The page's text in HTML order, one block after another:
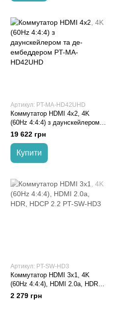
Артикул: PT-MA-HD42UHD
Коммутатор HDMI 4x2, 4K
(60Hz 4:4:4) з даунскейлером
та де-ембеддером PT-MA-
HD42UHD
19 622 грн
Купити
Артикул: PT-SW-HD3
Коммутатор HDMI 3x1, 4K
(60Hz 4:4:4), HDMI 2.0a, HDR,
HDCP 2.2 PT-SW-HD3
2 279 грн